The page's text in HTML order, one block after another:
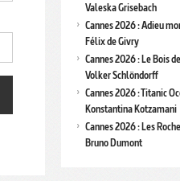
Valeska Grisebach
Cannes 2026 : Adieu
Félix de Givry
Cannes 2026 : Le Bois
Volker Schlöndorff
Cannes 2026 : Titanic
Konstantina Kotzamani
Cannes 2026 : Les
Bruno Dumont